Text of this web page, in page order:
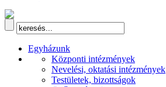
Egyházunk
Központi intézmények
Nevelési, oktatási intézmények
Testületek, bizottságok